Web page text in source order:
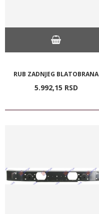
RUB ZADNJEG BLATOBRANA
5.992,15 RSD